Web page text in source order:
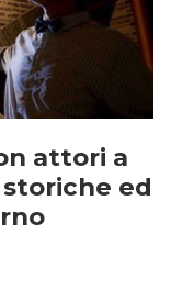
attori a
ed